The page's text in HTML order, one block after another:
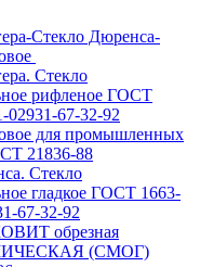
Стекло Дюренса-
Стекло
рифленое ГОСТ
02931-67-32-92
для промышленных
21836-88
Стекло
гладкое ГОСТ 1663-
67-32-92
обрезная
(СМОГ)